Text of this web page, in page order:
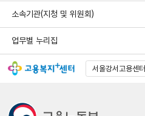
소속기관(지청 및 위원회)
업무별 누리집
서울강서고용센터